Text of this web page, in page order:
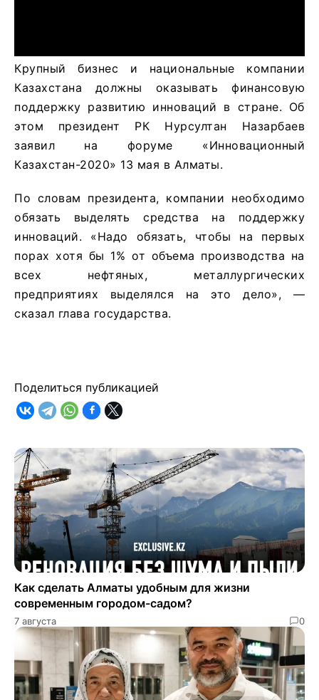
Крупный бизнес и национальные компании
Казахстана должны оказывать финансовую
поддержку развитию инноваций в стране. Об
этом президент РК Нурсултан Назарбаев
заявил на форуме «Инновационный
Казахстан-2020» 13 мая в Алматы.
По словам президента, компании необходимо
обязать выделять средства на поддержку
инноваций. «Надо обязать, чтобы на первых
порах хотя бы 1% от объема производства на
всех нефтяных, металлургических
предприятиях выделялся на это дело», —
сказал глава государства.
Поделиться публикацией
Как сделать Алматы удобным для жизни
современным городом-садом?
7 августа 0